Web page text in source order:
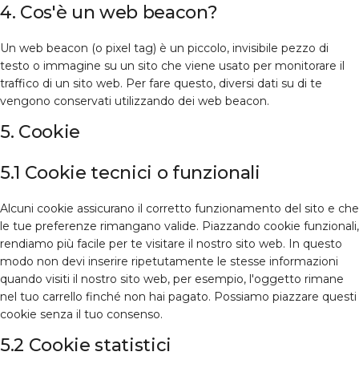
4. Cos'è un web beacon?
Un web beacon (o pixel tag) è un piccolo, invisibile pezzo di
testo o immagine su un sito che viene usato per monitorare il
traffico di un sito web. Per fare questo, diversi dati su di te
vengono conservati utilizzando dei web beacon.
5. Cookie
5.1 Cookie tecnici o funzionali
Alcuni cookie assicurano il corretto funzionamento del sito e che
le tue preferenze rimangano valide. Piazzando cookie funzionali,
rendiamo più facile per te visitare il nostro sito web. In questo
modo non devi inserire ripetutamente le stesse informazioni
quando visiti il nostro sito web, per esempio, l'oggetto rimane
nel tuo carrello finché non hai pagato. Possiamo piazzare questi
cookie senza il tuo consenso.
5.2 Cookie statistici